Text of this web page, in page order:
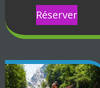
Réserver